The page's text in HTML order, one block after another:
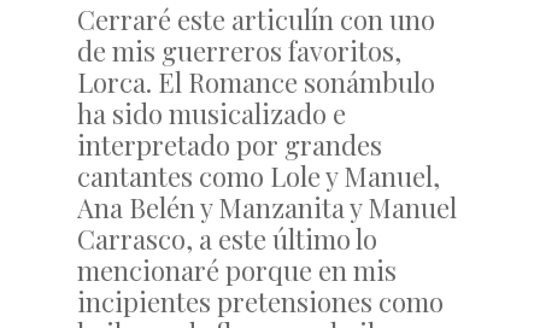
Cerraré este articulín con uno
de mis guerreros favoritos,
Lorca. El Romance sonámbulo
ha sido musicalizado e
interpretado por grandes
cantantes como Lole y Manuel,
Ana Belén y Manzanita y Manuel
Carrasco, a este último lo
mencionaré porque en mis
incipientes pretensiones como